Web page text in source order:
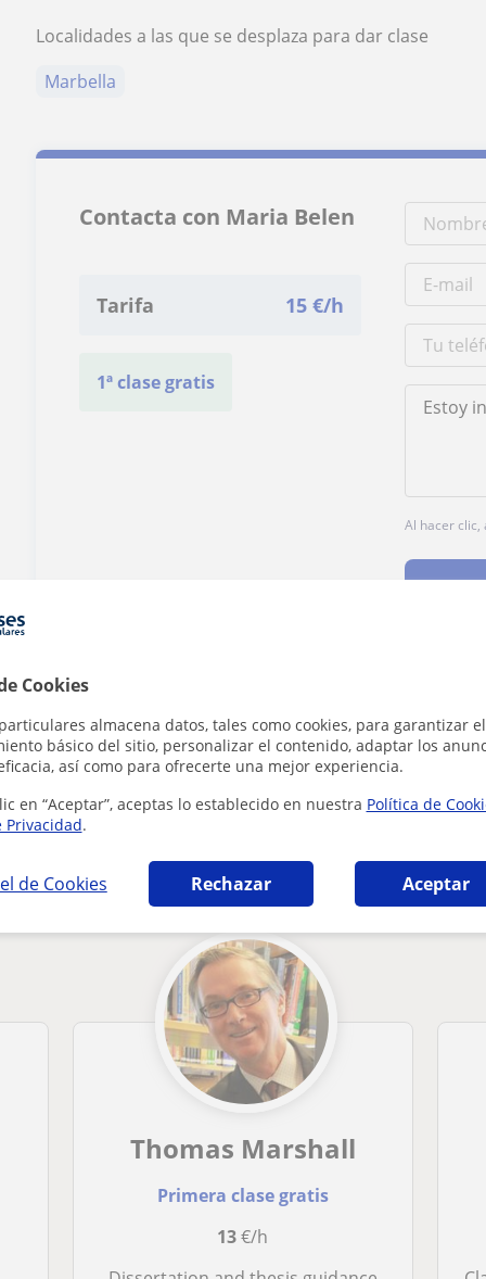
Cookies
almacena datos, tales como cookies, para garantizar el
básico del sitio, personalizar el contenido, adaptar los
así como para ofrecerte una mejor experiencia.
en “Aceptar”, aceptas lo establecido en nuestra Política de
Privacidad.
de Cookies Rechazar Aceptar
Localidades a las que se desplaza para dar clase
Marbella
Contacta con Maria Belen
Tarifa 15 €/h
1ª clase gratis
Al hacer
Marbella que pueden interesarte
Thomas Marshall
Primera clase gratis
13€/h